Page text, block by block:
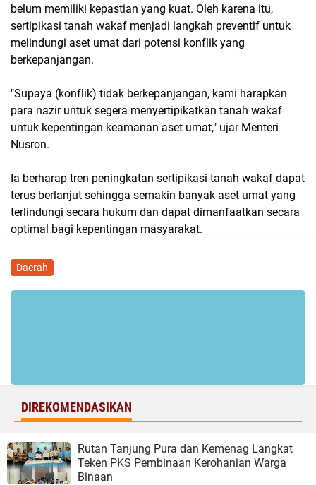
belum memiliki kepastian yang kuat. Oleh karena itu,
sertipikasi tanah wakaf menjadi langkah preventif untuk
melindungi aset umat dari potensi konflik yang
berkepanjangan.
"Supaya (konflik) tidak berkepanjangan, kami harapkan
para nazir untuk segera menyertipikatkan tanah wakaf
untuk kepentingan keamanan aset umat," ujar Menteri
Nusron.
Ia berharap tren peningkatan sertipikasi tanah wakaf dapat
terus berlanjut sehingga semakin banyak aset umat yang
terlindungi secara hukum dan dapat dimanfaatkan secara
optimal bagi kepentingan masyarakat.
Daerah
DIREKOMENDASIKAN
Rutan Tanjung Pura dan Kemenag Langkat
Teken PKS Pembinaan Kerohanian Warga
Binaan